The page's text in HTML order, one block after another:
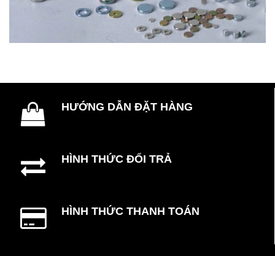
HƯỚNG DẪN ĐẶT HÀNG
HÌNH THỨC ĐỔI TRẢ
HÌNH THỨC THANH TOÁN